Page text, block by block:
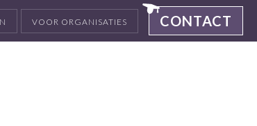
VOOR ORGANISATIES CONTACT